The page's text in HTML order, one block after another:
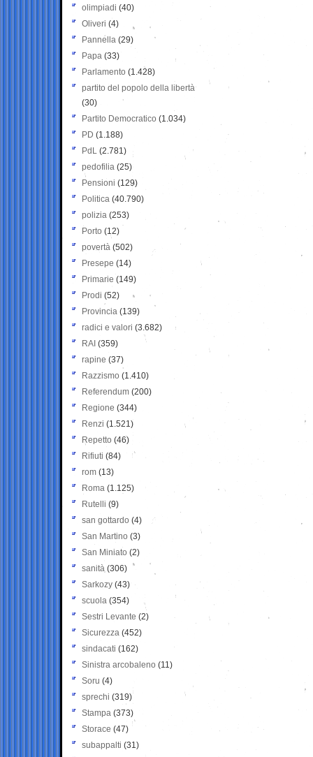
olimpiadi (40)
Oliveri (4)
Pannella (29)
Papa (33)
Parlamento (1.428)
partito del popolo della libertà
(30)
Partito Democratico (1.034)
PD (1.188)
PdL (2.781)
pedofilia (25)
Pensioni (129)
Politica (40.790)
polizia (253)
Porto (12)
povertà (502)
Presepe (14)
Primarie (149)
Prodi (52)
Provincia (139)
radici e valori (3.682)
RAI (359)
rapine (37)
Razzismo (1.410)
Referendum (200)
Regione (344)
Renzi (1.521)
Repetto (46)
Rifiuti (84)
rom (13)
Roma (1.125)
Rutelli (9)
san gottardo (4)
San Martino (3)
San Miniato (2)
sanità (306)
Sarkozy (43)
scuola (354)
Sestri Levante (2)
Sicurezza (452)
sindacati (162)
Sinistra arcobaleno (11)
Soru (4)
sprechi (319)
Stampa (373)
Storace (47)
subappalti (31)